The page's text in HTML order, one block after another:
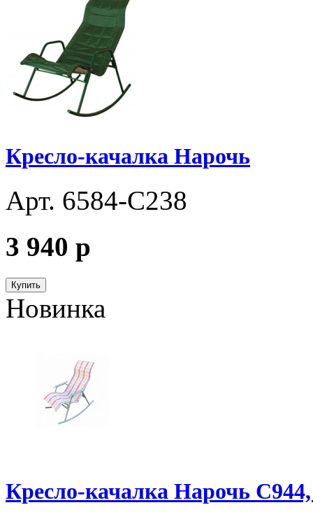
Кресло-качалка Нарочь
Арт. 6584-С238
3 940 p
Купить
Новинка
Кресло-качалка Нарочь